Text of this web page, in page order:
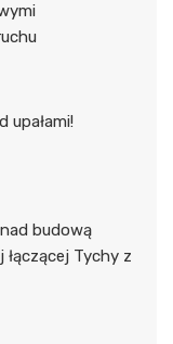
upałami!
budową
Tychy z